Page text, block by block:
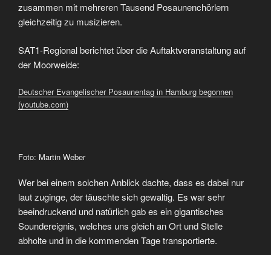
zusammen mit mehreren Tausend Posaunenchörlern
gleichzeitig zu musizieren.
SAT1-Regional berichtet über die Auftaktveranstaltung auf
der Moorweide:
Deutscher Evangelischer Posaunentag in Hamburg begonnen
(youtube.com)
Foto: Martin Weber
Wer bei einem solchen Anblick dachte, dass es dabei nur
laut zuginge, der täuschte sich gewaltig. Es war sehr
beeindruckend und natürlich gab es ein gigantisches
Soundereignis, welches uns gleich an Ort und Stelle
abholte und in die kommenden Tage transportierte.